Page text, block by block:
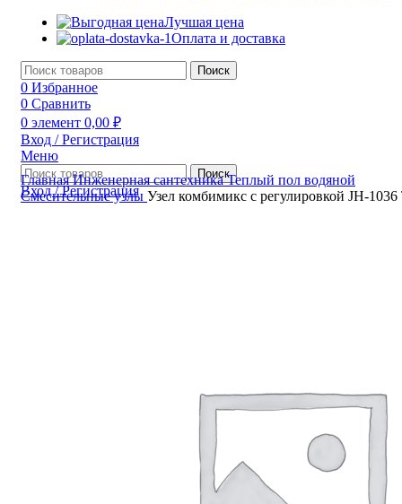
Лучшая цена
Оплата и доставка
Поиск
0 Избранное
0 Сравнить
0 элемент 0,00 ₽
Вход / Регистрация
Меню
Поиск
Вход / Регистрация
ГлавнаяИнженерная сантехникаТеплый пол водяной
Смесительные узлы Узел комбимикс с регулировкой JH-